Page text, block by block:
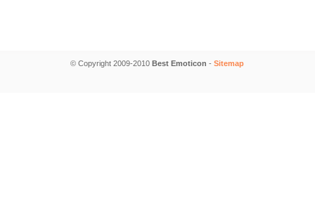
© Copyright 2009-2010 Best Emoticon - Sitemap